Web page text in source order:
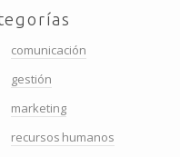
comunicación
gestión
marketing
recursos humanos